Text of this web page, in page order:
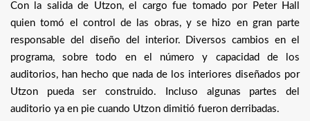
Con la salida de Utzon, el cargo fue tomado por Peter Hall
quien tomó el control de las obras, y se hizo en gran parte
responsable del diseño del interior. Diversos cambios en el
programa, sobre todo en el número y capacidad de los
auditorios, han hecho que nada de los interiores diseñados por
Utzon pueda ser construido. Incluso algunas partes del
auditorio ya en pie cuando Utzon dimitió fueron derribadas.